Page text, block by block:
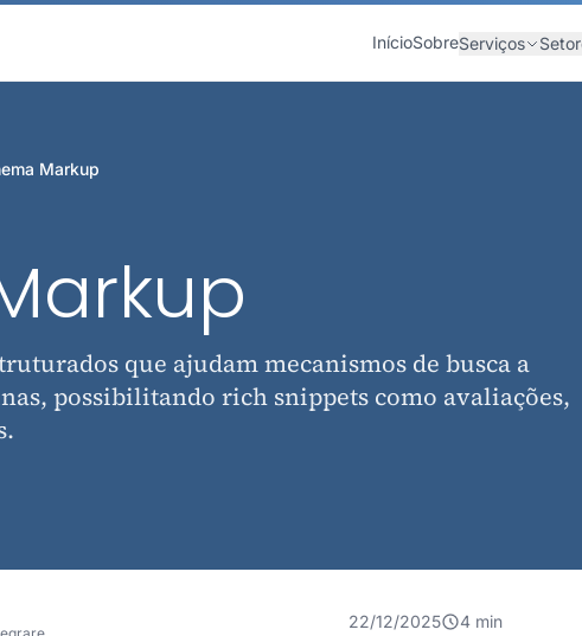
InícioSobreServiços
Markup
que ajudam mecanismos de busca a
possibilitando rich snippets como avaliações,
22/12/2025 4 min